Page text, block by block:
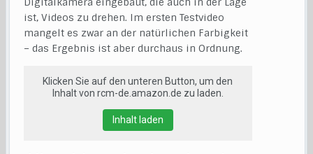
ist, Videos zu drehen. Im ersten Testvideo
mangelt es zwar an der natürlichen Farbigkeit
– das Ergebnis ist aber durchaus in Ordnung.
Klicken Sie auf den unteren Button, um den
Inhalt von rcm-de.amazon.de zu laden.
Inhalt laden